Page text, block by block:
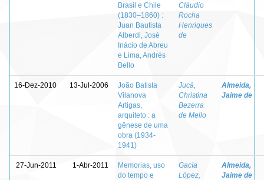
Brasil e Chile
(1830–1860) :
Juan Bautista
Alberdi, José
Inácio de Abreu
e Lima, Andrés
Bello
Cláudio
Rocha
Henriques
de
16-Dez-2010 13-Jul-2006
João Batista
Vilanova
Artigas,
arquiteto : a
gênese de uma
obra (1934-
1941)
Jucá,
Christina
Bezerra
de Mello
Almeida,
Jaime de
27-Jun-2011 1-Abr-2011
Memorias, uso
do tempo e
Gacía
López,
Almeida,
Jaime de